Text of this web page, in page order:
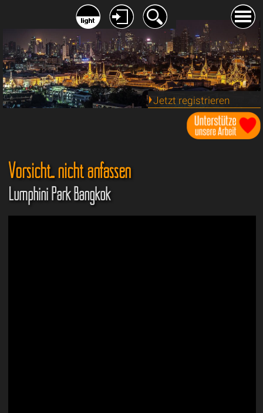
Jetzt registrieren
Vorsicht... nicht anfassen
Lumphini Park Bangkok